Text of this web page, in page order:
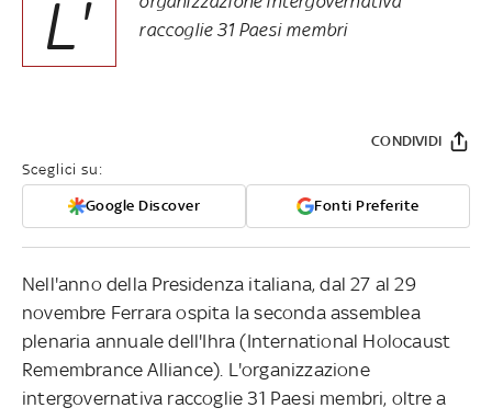
L'
raccoglie 31 Paesi membri
Sceglici su:
Google Discover Fonti Preferite
CONDIVIDI
Nell'anno della Presidenza italiana, dal 27 al 29
novembre Ferrara ospita la seconda assemblea
plenaria annuale dell'Ihra (International Holocaust
Remembrance Alliance). L'organizzazione
intergovernativa raccoglie 31 Paesi membri, oltre a